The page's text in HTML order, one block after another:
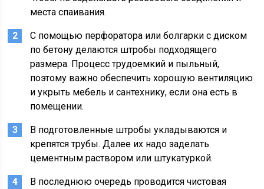
места спаивания.
С помощью перфоратора или болгарки с диском
по бетону делаются штробы подходящего
размера. Процесс трудоемкий и пыльный,
поэтому важно обеспечить хорошую вентиляцию
и укрыть мебель и сантехнику, если она есть в
помещении.
В подготовленные штробы укладываются и
крепятся трубы. Далее их надо заделать
цементным раствором или штукатуркой.
В последнюю очередь проводится чистовая